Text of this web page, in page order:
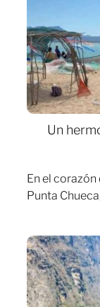
Un
En el
Punta